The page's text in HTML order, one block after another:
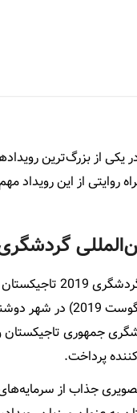
یکی از بزرگ‌ترین
روایتی از این رویداد
19 مردادماه سال
جمهوری
پرداخت.
جذاب از